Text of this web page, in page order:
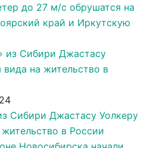
до 27 м/с обрушатся на
край и Иркутскую
Сибири Джастасу Уолкеру
в России